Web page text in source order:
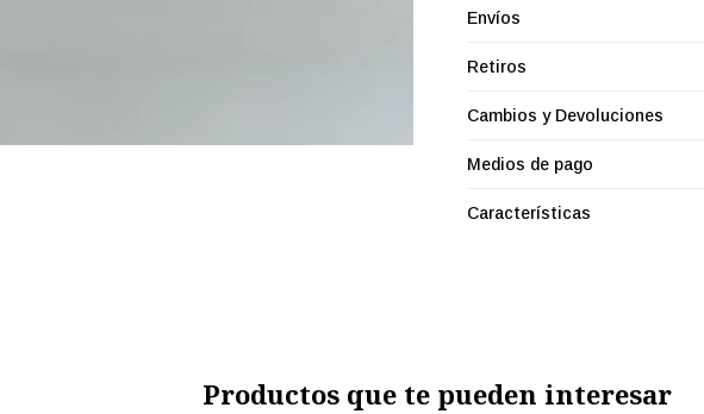
Envíos
Retiros
Cambios y Devoluciones
Medios de pago
Características
Productos que te pueden interesar